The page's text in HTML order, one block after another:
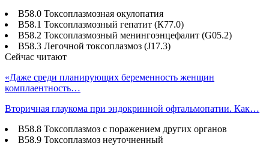
В58.0 Токсоплазмозная окулопатия
В58.1 Токсоплазмозный гепатит (К77.0)
В58.2 Токсоплазмозный менингоэнцефалит (G05.2)
В58.3 Легочной токсоплазмоз (J17.3)
Сейчас читают
«Даже среди планирующих беременность женщин
комплаентность…
Вторичная глаукома при эндокринной офтальмопатии. Как…
В58.8 Токсоплазмоз с поражением других органов
В58.9 Токсоплазмоз неуточненный